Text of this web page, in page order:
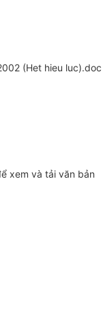
(Het hieu luc).doc
xem và tải văn bản